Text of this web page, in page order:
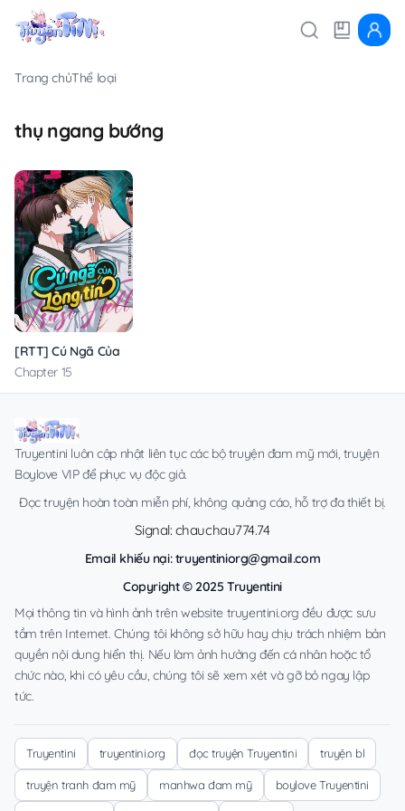
Trang chủThể loại
thụ ngang bướng
[RTT] Cú Ngã Của Lòng Tin
Chapter 15
Truyentini luôn cập nhật liên tục các bộ truyện đam mỹ mới, truyện
Boylove VIP để phục vụ độc giả.
Đọc truyện hoàn toàn miễn phí, không quảng cáo, hỗ trợ đa thiết bị.
Signal: chauchau774.74
Email khiếu nại:truyentiniorg@gmail.com
Copyright © 2025 Truyentini
Mọi thông tin và hình ảnh trên website truyentini.org đều được sưu
tầm trên Internet. Chúng tôi không sở hữu hay chịu trách nhiệm bản
quyền nội dung hiển thị. Nếu làm ảnh hưởng đến cá nhân hoặc tổ
chức nào, khi có yêu cầu, chúng tôi sẽ xem xét và gỡ bỏ ngay lập
tức.
Truyentini truyentini.org đọc truyện Truyentini truyện bl
truyện tranh đam mỹ manhwa đam mỹ boylove Truyentini